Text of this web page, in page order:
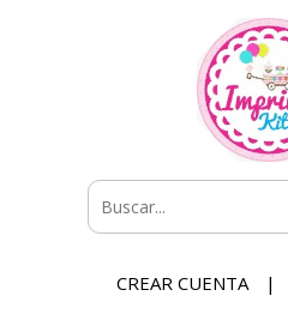
CREAR CUENTA